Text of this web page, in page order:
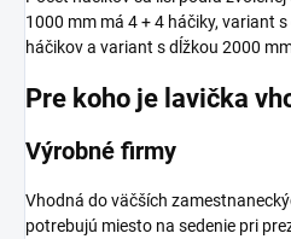
1000 mm má 4 + 4 háčiky, variant
háčikov a variant s dĺžkou 2000
Pre koho je lavička
Výrobné firmy
Vhodná do väčších
potrebujú miesto na sedenie pri